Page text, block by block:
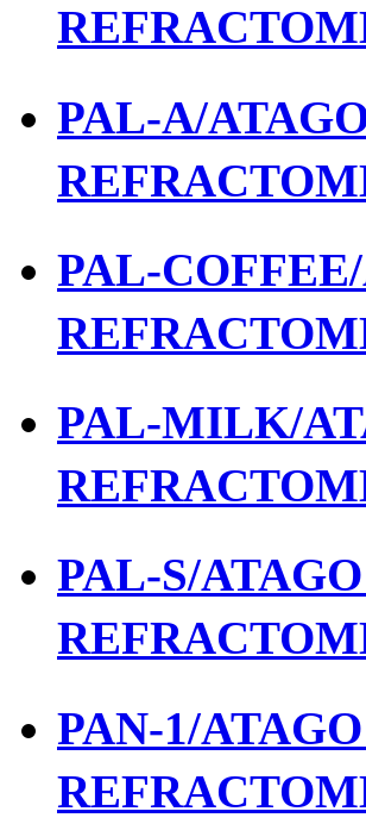
PAL-A/
PAL-
PAL-MILK/
PAL-S/
PAN-1/